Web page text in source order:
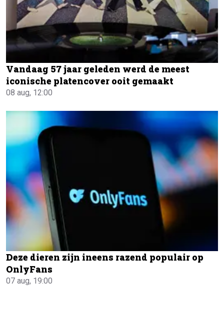
Vandaag 57 jaar geleden werd de meest
iconische platencover ooit gemaakt
08 aug, 12:00
Deze dieren zijn ineens razend populair op
OnlyFans
07 aug, 19:00